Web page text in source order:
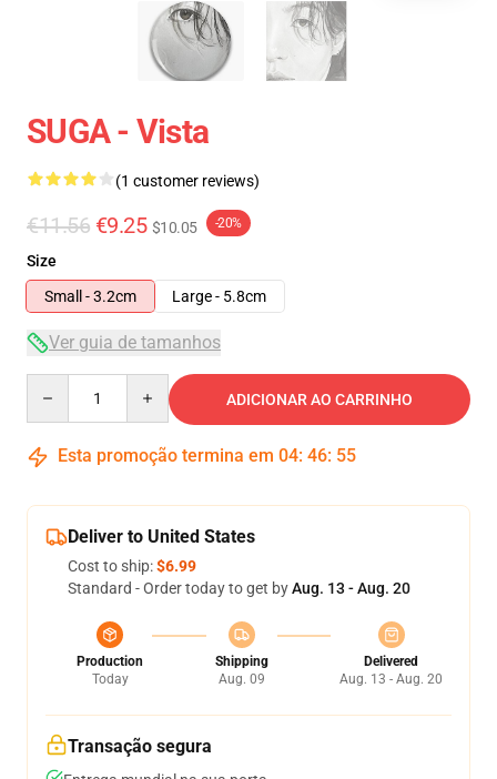
SUGA - Vista
(1 customer reviews)
€11.56 €9.25 $10.05 -20%
Size
Small - 3.2cm
Large - 5.8cm
Ver guia de tamanhos
ADICIONAR AO CARRINHO
Esta promoção termina em 04: 46: 54
Deliver to United States
Cost to ship:$6.99
Standard - Order today to get byAug. 13 - Aug. 20
Production
Today
Shipping
Aug. 09
Delivered
Aug. 13 - Aug. 20
Transação segura